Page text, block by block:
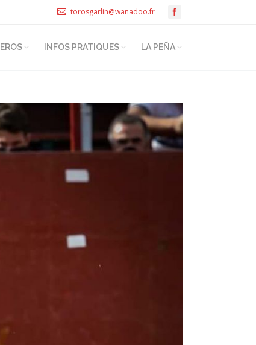
torosgarlin@wanadoo.fr
INFOS PRATIQUES LA PEÑA